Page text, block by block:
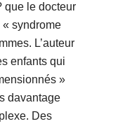
que le docteur
« syndrome
L’auteur
enfants qui
»
davantage
Des